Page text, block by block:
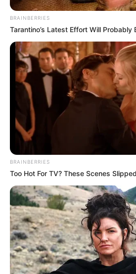
BRAINBERRIES
Tarantino’s Latest Effort Will Probably
BRAINBERRIES
Too Hot For TV? These Scenes